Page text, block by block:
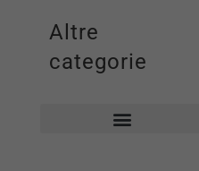
Altre
categorie